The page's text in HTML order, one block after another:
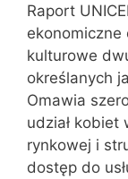
Raport
ekonomiczne
kulturowe
określanych
Omawia
udział kobiet
rynkowej i
dostęp do